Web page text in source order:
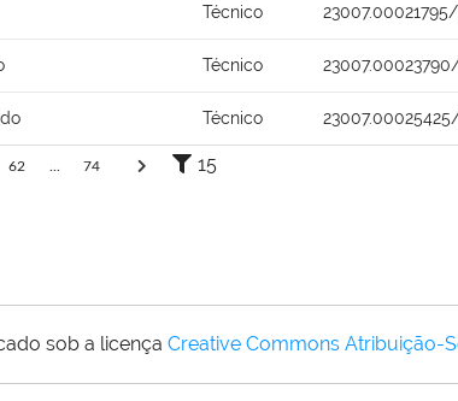
Técnico
Técnico
Técnico
62 74 15
sob a licença Creative Commons Atribuição-